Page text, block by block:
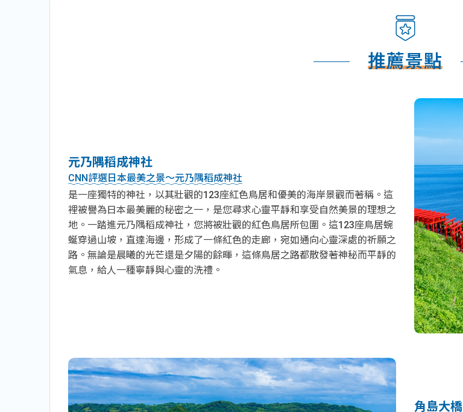
推薦景點
元乃隅稻成神社
CNN評選日本最美之景～元乃隅稻成神社
是一座獨特的神社，以其壯觀的123座紅色鳥居和優美的海岸景觀而著稱。這
裡被譽為日本最美麗的秘密之一，是您尋求心靈平靜和享受自然美景的理想之
地。一踏進元乃隅稻成神社，您將被壯觀的紅色鳥居所包圍。這123座鳥居蜿
蜒穿過山坡，直達海邊，形成了一條紅色的走廊，宛如通向心靈深處的祈願之
路。無論是晨曦的光芒還是夕陽的餘暉，這條鳥居之路都散發著神秘而平靜的
氣息，給人一種寧靜與心靈的洗禮。
角島大橋